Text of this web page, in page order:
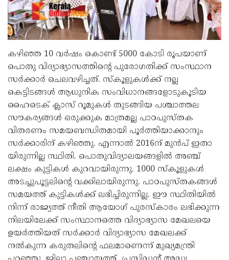
കഴിഞ്ഞ 10 വർഷം കൊണ്ട് 5000 കോടി രൂപയാണ്
പൊതു വിദ്യാഭ്യാസത്തിന്റെ പുരോഗതിക്ക് സംസ്ഥാന
സർക്കാർ ചെലവഴിച്ചത്. സ്‌കൂളുകൾക്ക് നല്ല
കെട്ടിടങ്ങൾ ആധുനിക സംവിധാനങ്ങളോടുകൂടിയ
ഹൈടെക് ക്ലാസ് റൂമുകൾ തുടങ്ങിയ പശ്ചാത്തല
സൗകര്യങ്ങൾ ഒരുക്കുക മാത്രമല്ല പാഠപുസ്തക
വിതരണം സമയബന്ധിതമായി പൂർത്തിയാക്കാനും
സർക്കാരിന് കഴിഞ്ഞു. എന്നാൽ 2016ന് മുൻപ് ഇതാ
യിരുന്നില്ല സ്ഥിതി. പൊതുവിദ്യാലയങ്ങളിൽ അഞ്ച്
ലക്ഷം കുട്ടികൾ കുറവായിരുന്നു. 1000 സ്‌കൂളുകൾ
അടച്ചുപൂട്ടലിന്റെ വക്കിലായിരുന്നു. പാഠപുസ്തകങ്ങൾ
സമയത്ത് കുട്ടികൾക്ക് ലഭിച്ചിരുന്നില്ല. ഈ സ്ഥിതിയിൽ
നിന്ന് രാജ്യത്ത് നീതി ആയോഗ് പുരസ്‌കാരം ലഭിക്കുന്ന
നിലയിലേക്ക് സംസ്ഥാനത്തെ വിദ്യാഭ്യാസ മേഖലയെ
ഉയർത്തിയത് സർക്കാർ വിദ്യാഭ്യാസ മേഖലക്ക്
നൽകുന്ന കരുതലിന്റെ ഫലമാണെന്ന് മുഖ്യമന്ത്രി